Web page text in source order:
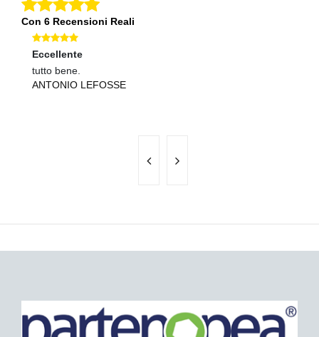
Con 6 Recensioni Reali
Eccellente
tutto bene.
ANTONIO LEFOSSE